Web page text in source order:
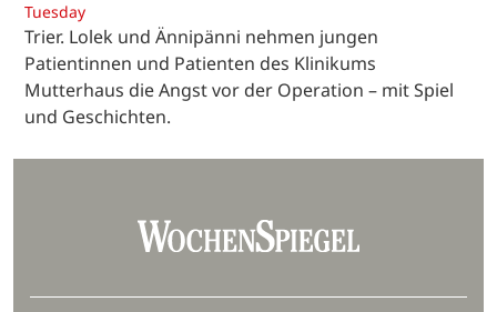
Tuesday
Trier. Lolek und Ännipänni nehmen jungen
Patientinnen und Patienten des Klinikums
Mutterhaus die Angst vor der Operation – mit Spiel
und Geschichten.